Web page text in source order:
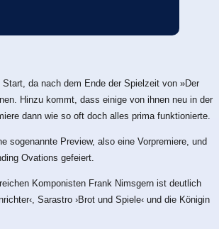
da nach dem Ende der Spielzeit von »Der
Hinzu kommt, dass einige von ihnen neu in der
dann wie so oft doch alles prima funktionierte.
sogenannte Preview, also eine Vorpremiere, und
Ovations gefeiert.
Komponisten Frank Nimsgern ist deutlich
Sarastro ›Brot und Spiele‹ und die Königin